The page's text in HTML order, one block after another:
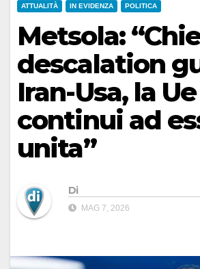
ATTUALITÀ IN EVIDENZA POLITICA
Metsola:
descalation
Iran-Usa, la Ue
continui ad
unita”
Di
MAG 7, 2026